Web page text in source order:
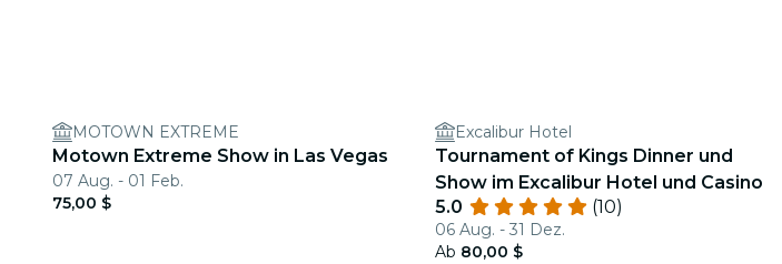
MOTOWN EXTREME
Motown Extreme Show in Las Vegas
07 Aug. - 01 Feb.
75,00 $
Excalibur Hotel
Tournament of Kings Dinner und
Show im Excalibur Hotel und Casino
5.0
(10)
06 Aug. - 31 Dez.
Ab 80,00 $